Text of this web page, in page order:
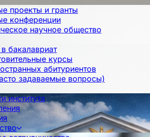
проекты и гранты
конференции
научное общество
бакалавриат
курсы
абитуриентов
задаваемые вопросы)
института